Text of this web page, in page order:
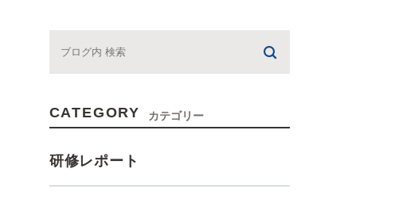
CATEGORY カテゴリー
研修レポート